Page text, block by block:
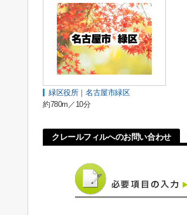
緑区役所｜名古屋市緑区
約780m／10分
クレールフィルへのお問い合わせ